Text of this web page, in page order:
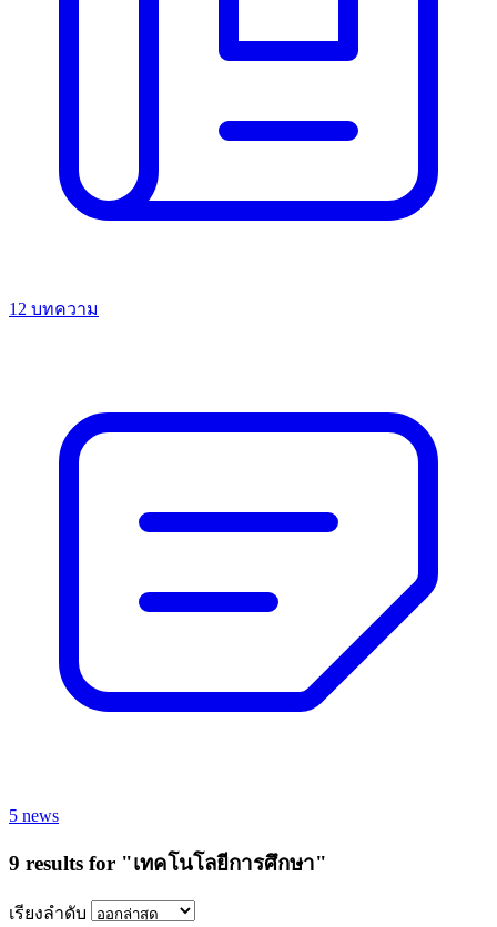
12 บทความ
5 news
9 results for "เทคโนโลยีการศึกษา"
เรียงลำดับ